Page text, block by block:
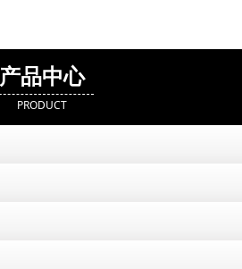
产品中心
PRODUCT